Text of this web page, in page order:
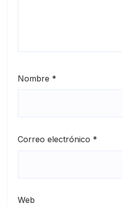
Nombre *
Correo electrónico *
Web